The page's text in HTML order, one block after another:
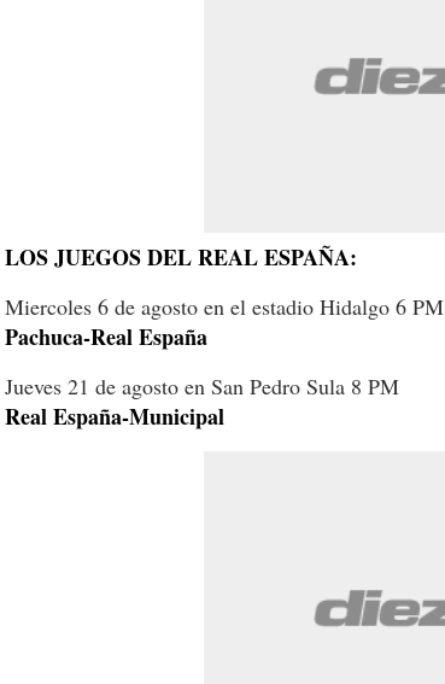
LOS JUEGOS DEL REAL ESPAÑA:
Miercoles 6 de agosto en el estadio Hidalgo 6 PM
Pachuca-Real España
Jueves 21 de agosto en San Pedro Sula 8 PM
Real España-Municipal